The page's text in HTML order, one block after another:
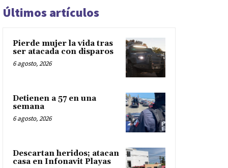
Últimos artículos
Pierde mujer la vida tras
ser atacada con disparos
6 agosto, 2026
Detienen a 57 en una
semana
6 agosto, 2026
Descartan heridos; atacan
casa en Infonavit Playas